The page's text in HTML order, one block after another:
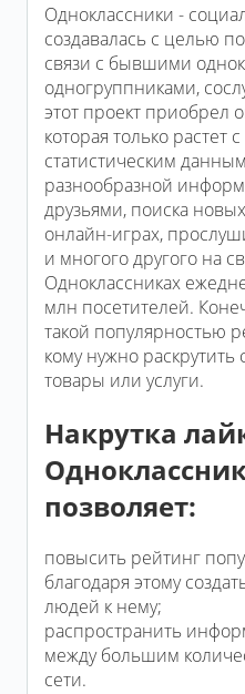
Одноклассники -
создавалась с целью
связи с бывшими
одногруппниками,
этот проект приобрел
которая только
статистическим
разнообразной
друзьями, поиска
онлайн-играх,
и многого другого на
Одноклассниках
млн посетителей.
такой популярностью
кому нужно раскрутить
товары или услуги.
Накрутка
позволяет:
повысить рейтинг
благодаря этому
людей к нему;
распространить
между большим
сети.